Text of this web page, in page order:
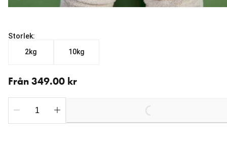
Storlek:
2kg
10kg
Från 349.00 kr
Loading...